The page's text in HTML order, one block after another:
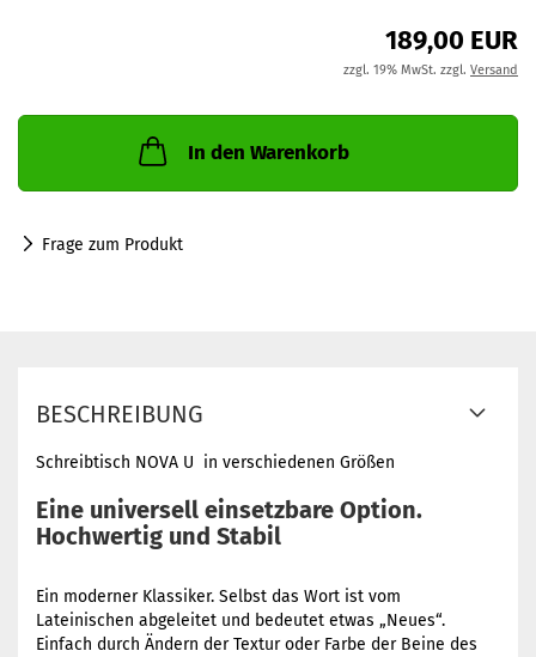
189,00 EUR
zzgl. 19% MwSt. zzgl. Versand
In den Warenkorb
Frage zum Produkt
BESCHREIBUNG
Schreibtisch NOVA U in verschiedenen Größen
Eine universell einsetzbare Option.
Hochwertig und Stabil
Ein moderner Klassiker. Selbst das Wort ist vom
Lateinischen abgeleitet und bedeutet etwas „Neues“.
Einfach durch Ändern der Textur oder Farbe der Beine des